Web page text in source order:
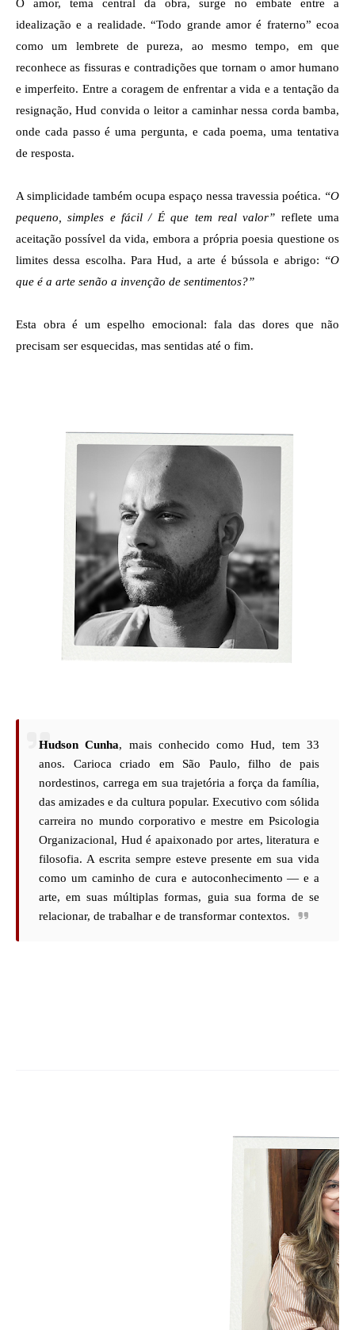
O amor, tema central da obra, surge no embate entre a
idealização e a realidade. “Todo grande amor é fraterno” ecoa
como um lembrete de pureza, ao mesmo tempo, em que
reconhece as fissuras e contradições que tornam o amor humano
e imperfeito. Entre a coragem de enfrentar a vida e a tentação da
resignação, Hud convida o leitor a caminhar nessa corda bamba,
onde cada passo é uma pergunta, e cada poema, uma tentativa
de resposta.
A simplicidade também ocupa espaço nessa travessia poética. “O
pequeno, simples e fácil / É que tem real valor” reflete uma
aceitação possível da vida, embora a própria poesia questione os
limites dessa escolha. Para Hud, a arte é bússola e abrigo: “O
que é a arte senão a invenção de sentimentos?”
Esta obra é um espelho emocional: fala das dores que não
precisam ser esquecidas, mas sentidas até o fim.
Hudson Cunha, mais conhecido como Hud, tem 33
anos. Carioca criado em São Paulo, filho de pais
nordestinos, carrega em sua trajetória a força da família,
das amizades e da cultura popular. Executivo com sólida
carreira no mundo corporativo e mestre em Psicologia
Organizacional, Hud é apaixonado por artes, literatura e
filosofia. A escrita sempre esteve presente em sua vida
como um caminho de cura e autoconhecimento — e a
arte, em suas múltiplas formas, guia sua forma de se
relacionar, de trabalhar e de transformar contextos.